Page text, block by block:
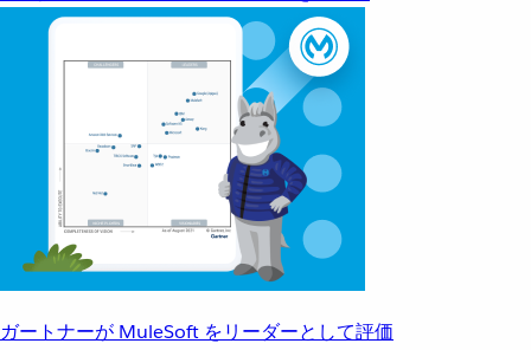
ガートナーが MuleSoft をリーダーとして評価